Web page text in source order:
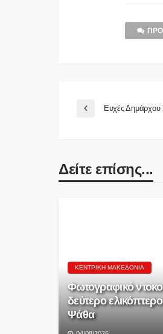
Ευχές Δημάρχου
Δείτε επίσης...
ΚΕΝΤΡΙΚΉ ΜΑΚΕΔΟΝΊΑ
Φωτογραφικό
δεύτερο
Ψάθα